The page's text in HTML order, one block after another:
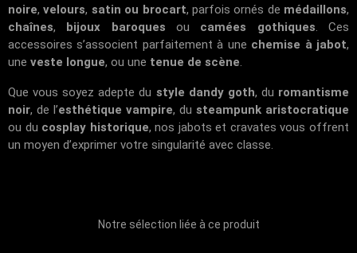
noire,velours, satin ou brocart, parfois ornés de médaillons,
chaînes, bijoux baroques ou camées gothiques. Ces
accessoires s’associent parfaitement à une chemise à jabot,
une veste longue, ou une tenue de scène.
Que vous soyez adepte du style dandy goth, du romantisme
noir, de l’esthétique vampire, du steampunk aristocratique
ou du cosplay historique, nos jabots et cravates vous offrent
un moyen d’exprimer votre singularité avec classe.
Notre sélection liée à ce produit